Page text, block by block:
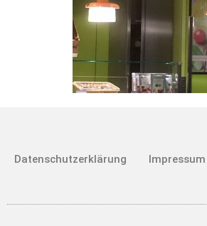
Datenschutzerklärung Impressum